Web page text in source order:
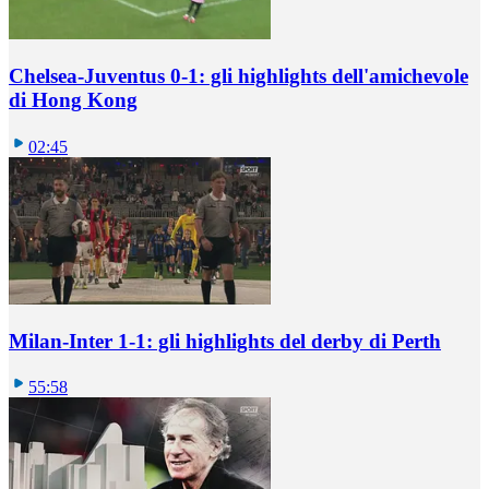
Chelsea-Juventus 0-1: gli highlights dell'amichevole
di Hong Kong
02:45
Milan-Inter 1-1: gli highlights del derby di Perth
55:58